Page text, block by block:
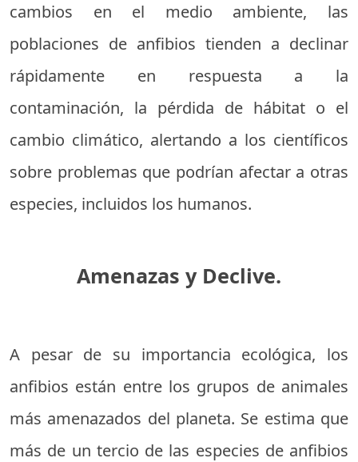
cambios en el medio ambiente, las
poblaciones de anfibios tienden a declinar
rápidamente en respuesta a la
contaminación, la pérdida de hábitat o el
cambio climático, alertando a los científicos
sobre problemas que podrían afectar a otras
especies, incluidos los humanos.
Amenazas y Declive.
A pesar de su importancia ecológica, los
anfibios están entre los grupos de animales
más amenazados del planeta. Se estima que
más de un tercio de las especies de anfibios